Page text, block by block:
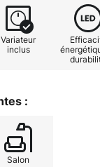
Variateur
inclus
:
Salon